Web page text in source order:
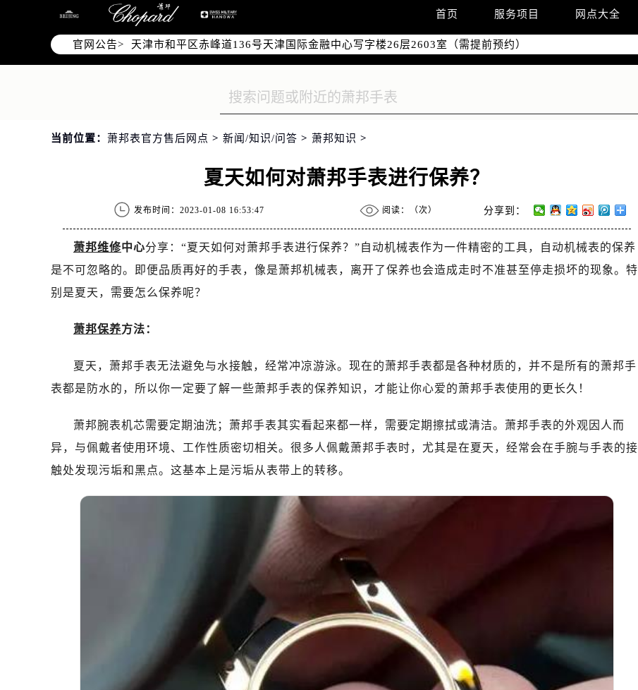
首页 服务项目 网点大全
官网公告>
北京市东城区东长安街1号东方广场写字楼W3座6层602室（需提前预约）
北京市朝阳区建国门外大街甲6号华熙国际中心写字楼D座11层1102室（需提前预约）
天津市和平区赤峰道136号天津国际金融中心写字楼26层2603室（需提前预约）
上海市徐汇区虹桥路3号港汇中心写字楼2座37层3705室（需提前预约）
南京市秦淮区中山南路1号（新街口）南京中心写字楼22层C1-1室（需提前预约）
徐州市鼓楼区淮海东路29号苏宁广场IFC国际金融中心写字楼35层3508室（需提前预约）
盐城市盐都区世纪大道5号盐城金融城写字楼1号楼16层1604室（需提前预约）
泰州市海陵区永定东路399号置地商务中心东塔写字楼（华润万象城）17层1706室（需提前预约）
杭州市上城区钱江路1366号华润大厦写字楼A座5层503-5室（需提前预约）
金华市金东区东市南街777号金华万达广场写字楼4号楼22层2209室（需提前预约）
嘉兴市南湖区广益路705号嘉兴世界贸易中心写字楼A座13层1304室（需提前预约）
南昌市红谷滩新区红谷中大道998号绿地双子塔（中央广场）A1座办公楼14层07室（需提前预约）
广州市天河区天河路230号万菱汇国际中心写字楼A塔7层704室（需提前预约）
广州市越秀区环市东路371-375号世界贸易中心大厦南塔写字楼15层07室（需提前预约）
惠州市惠城区江北文昌一路7号华贸大厦写字楼1座30层05室（需提前预约）
厦门市思明区湖滨东路95号华润大厦写字楼B座11层1104室（需提前预约）
成都市锦江区人民东路6号SAC东原中心写字楼24层2406B室（需提前预约）
重庆市江北区观音桥步行街2号融恒时代广场写字楼9层902室（需提前预约）
长沙市芙蓉区定王台街道建湘路393号世茂环球金融中心写字楼（芙蓉广场）10层13室（需提前预约）
郑州市二七区铭功路10号华润大厦写字楼29层2905室（需提前预约）
太原市迎泽区解放路15号亨得利名表服务中心（品牌授权店）3层整层（需提前预约）
沈阳市沈河区中街路137号亨得利名表服务中心（品牌授权店）1层整层（需提前预约）
沈阳市沈河区中街路83号亨得利名表服务中心（品牌授权店）1层整层（需提前预约）
乌鲁木齐市天山区红山路26号时代广场（CCMALL）C座17层17-B（需提前预约）
温州市鹿城区锦绣路1067号置信广场10层1015室（需提前预约）
哈尔滨市道里区友谊西路600号富力中心T2座写字楼29层03室（需提前预约）
大连市中山区人民路15号国际金融大厦7层G室（需提前预约）
当前位置： 萧邦表官方售后网点 > 新闻/知识/问答 > 萧邦知识 >
夏天如何对萧邦手表进行保养？
发布时间：2023-01-08 16:53:47 阅读：（次） 分享到：
萧邦维修中心分享：“夏天如何对萧邦手表进行保养？”自动机械表作为一件精密的工具，自动机械表的保养
是不可忽略的。即便品质再好的手表，像是萧邦机械表，离开了保养也会造成走时不准甚至停走损坏的现象。特
别是夏天，需要怎么保养呢？
萧邦保养方法：
夏天，萧邦手表无法避免与水接触，经常冲凉游泳。现在的萧邦手表都是各种材质的，并不是所有的萧邦手
表都是防水的，所以你一定要了解一些萧邦手表的保养知识，才能让你心爱的萧邦手表使用的更长久！
萧邦腕表机芯需要定期油洗；萧邦手表其实看起来都一样，需要定期擦拭或清洁。萧邦手表的外观因人而
异，与佩戴者使用环境、工作性质密切相关。很多人佩戴萧邦手表时，尤其是在夏天，经常会在手腕与手表的接
触处发现污垢和黑点。这基本上是污垢从表带上的转移。